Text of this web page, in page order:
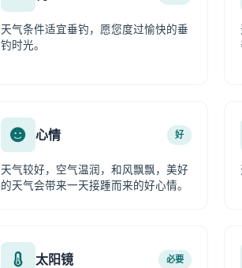
天气条件适宜垂钓，愿您度过愉快的垂
钓时光。
心情 好
天气较好，空气温润，和风飘飘，美好
的天气会带来一天接踵而来的好心情。
太阳镜 必要